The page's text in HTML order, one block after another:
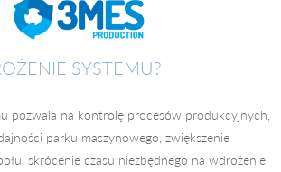
SYSTEMU?
pozwala na kontrolę procesów produkcyjnych,
parku maszynowego, zwiększenie
skrócenie czasu niezbędnego na wdrożenie